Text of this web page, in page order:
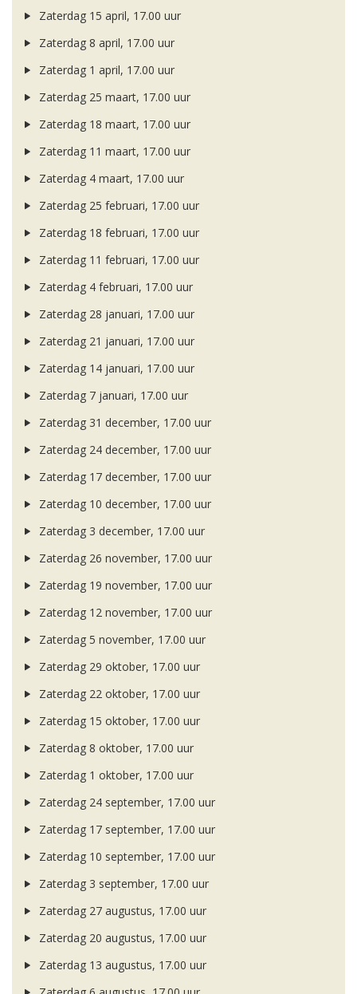
Zaterdag 15 april, 17.00 uur
Zaterdag 8 april, 17.00 uur
Zaterdag 1 april, 17.00 uur
Zaterdag 25 maart, 17.00 uur
Zaterdag 18 maart, 17.00 uur
Zaterdag 11 maart, 17.00 uur
Zaterdag 4 maart, 17.00 uur
Zaterdag 25 februari, 17.00 uur
Zaterdag 18 februari, 17.00 uur
Zaterdag 11 februari, 17.00 uur
Zaterdag 4 februari, 17.00 uur
Zaterdag 28 januari, 17.00 uur
Zaterdag 21 januari, 17.00 uur
Zaterdag 14 januari, 17.00 uur
Zaterdag 7 januari, 17.00 uur
Zaterdag 31 december, 17.00 uur
Zaterdag 24 december, 17.00 uur
Zaterdag 17 december, 17.00 uur
Zaterdag 10 december, 17.00 uur
Zaterdag 3 december, 17.00 uur
Zaterdag 26 november, 17.00 uur
Zaterdag 19 november, 17.00 uur
Zaterdag 12 november, 17.00 uur
Zaterdag 5 november, 17.00 uur
Zaterdag 29 oktober, 17.00 uur
Zaterdag 22 oktober, 17.00 uur
Zaterdag 15 oktober, 17.00 uur
Zaterdag 8 oktober, 17.00 uur
Zaterdag 1 oktober, 17.00 uur
Zaterdag 24 september, 17.00 uur
Zaterdag 17 september, 17.00 uur
Zaterdag 10 september, 17.00 uur
Zaterdag 3 september, 17.00 uur
Zaterdag 27 augustus, 17.00 uur
Zaterdag 20 augustus, 17.00 uur
Zaterdag 13 augustus, 17.00 uur